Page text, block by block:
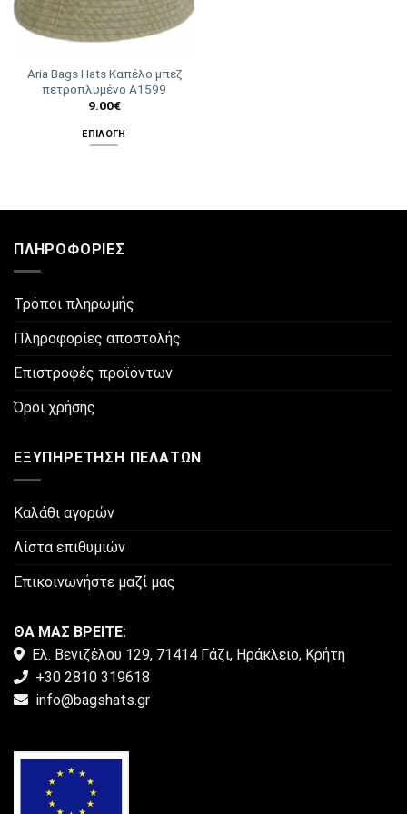
Aria Bags Hats Καπέλο μπεζ
πετροπλυμένο Α1599
9.00€
ΕΠΙΛΟΓΉ
έχει
παραλλαγές.
μπορούν
επιλεγούν
στη
σελίδα
ΠΛΗΡΟΦΟΡΊΕΣ
Τρόποι πληρωμής
Πληροφορίες αποστολής
Επιστροφές προϊόντων
Όροι χρήσης
ΕΞΥΠΗΡΈΤΗΣΗ ΠΕΛΑΤΏΝ
Καλάθι αγορών
Λίστα επιθυμιών
Επικοινωνήστε μαζί μας
ΘΑ ΜΑΣ ΒΡΕΙΤΕ:
Ελ. Βενιζέλου 129, 71414 Γάζι, Ηράκλειο, Κρήτη
+30 2810 319618
info@bagshats.gr